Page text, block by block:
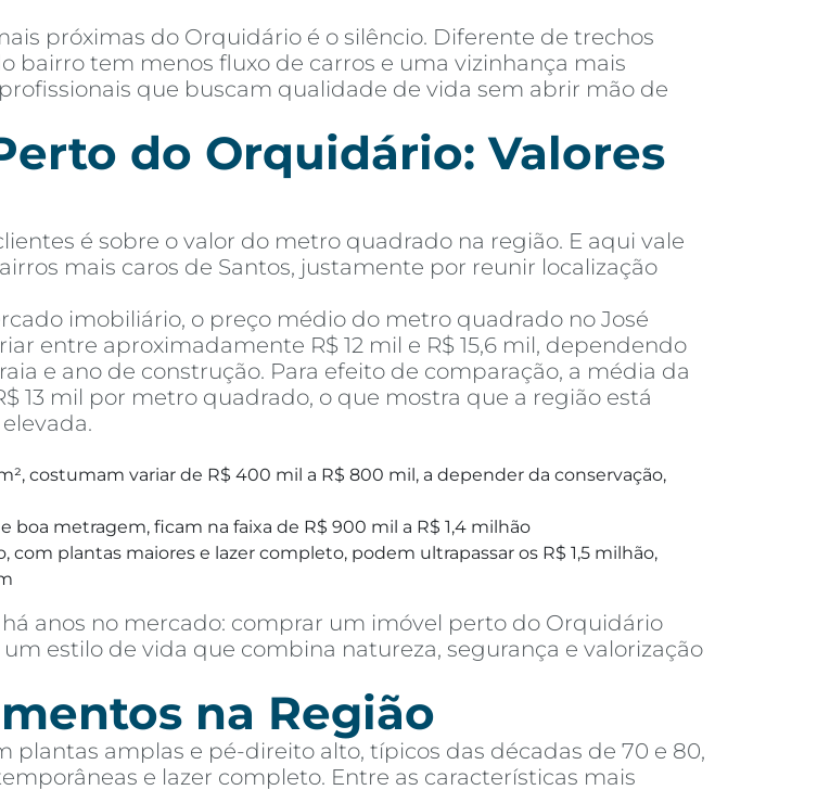
próximas do Orquidário é o silêncio. Diferente de trechos
bairro tem menos fluxo de carros e uma vizinhança mais
que buscam qualidade de vida sem abrir mão de
do Orquidário: Valores
é sobre o valor do metro quadrado na região. E aqui vale
mais caros de Santos, justamente por reunir localização
imobiliário, o preço médio do metro quadrado no José
entre aproximadamente R$ 12 mil e R$ 15,6 mil, dependendo
e ano de construção. Para efeito de comparação, a média da
13 mil por metro quadrado, o que mostra que a região está
costumam variar de R$ 400 mil a R$ 800 mil, a depender da conservação,
metragem, ficam na faixa de R$ 900 mil a R$ 1,4 milhão
plantas maiores e lazer completo, podem ultrapassar os R$ 1,5 milhão,
anos no mercado: comprar um imóvel perto do Orquidário
estilo de vida que combina natureza, segurança e valorização
na Região
plantas amplas e pé-direito alto, típicos das décadas de 70 e 80,
e lazer completo. Entre as características mais